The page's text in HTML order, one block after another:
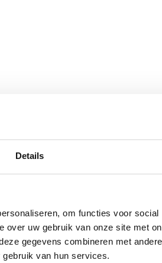
Details
om functies voor
over uw gebruik van onze site met
gegevens combineren met
van hun services.